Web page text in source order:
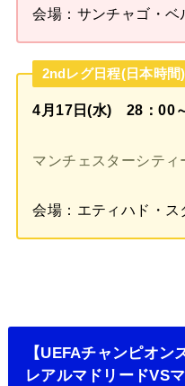
会場：サンチャゴ・ベ
2ndレグ日程(日本時間)
4月17日(水) 28：00
マンチェスターシティ
会場：エティハド・ス
【UEFAチャンピオン
レアルマドリードVS